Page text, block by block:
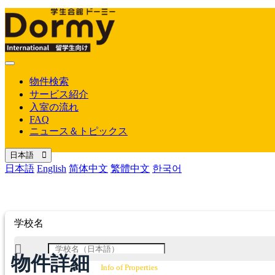
Mobile
物件検索
サービス紹介
入室の流れ
FAQ
ニュース＆トピックス
日本語
日本語 English 简体中文 繁體中文 한국어
学校名
物件詳細 Info of Properties